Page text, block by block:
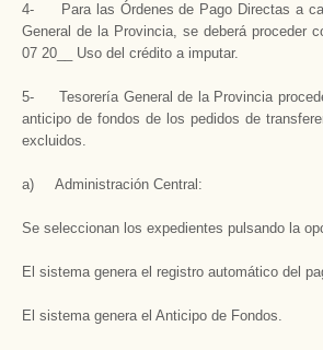
4- Para las Órdenes de Pago Directas a
General de la Provincia, se deberá proceder
07 20__ Uso del crédito a imputar.
5- Tesorería General de la Provincia
anticipo de fondos de los pedidos de
excluidos.
a) Administración Central:
Se seleccionan los expedientes pulsando la
El sistema genera el registro automático del
El sistema genera el Anticipo de Fondos.